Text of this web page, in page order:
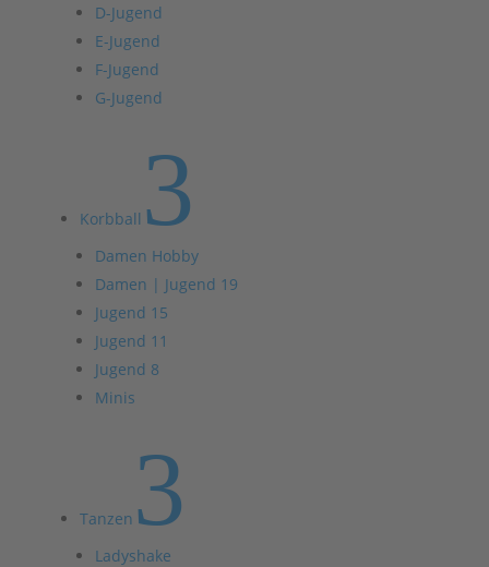
D-Jugend
E-Jugend
F-Jugend
G-Jugend
Korbball 3
Damen Hobby
Damen | Jugend 19
Jugend 15
Jugend 11
Jugend 8
Minis
Tanzen 3
Ladyshake